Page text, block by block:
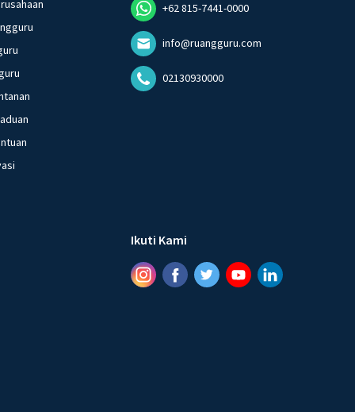
+62 815-7441-0000
info@ruangguru.com
02130930000
Ikuti Kami